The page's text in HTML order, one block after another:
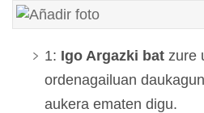
1: Igo Argazki bat zure
ordenagailuan
aukera ematen digu.